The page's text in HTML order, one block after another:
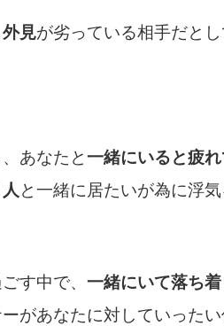
外見が劣っている相手だと
あなたと一緒にいると疲れ
と一緒に居たいが為に浮気
す中で、 一緒にいて落ち
があなたに対していった